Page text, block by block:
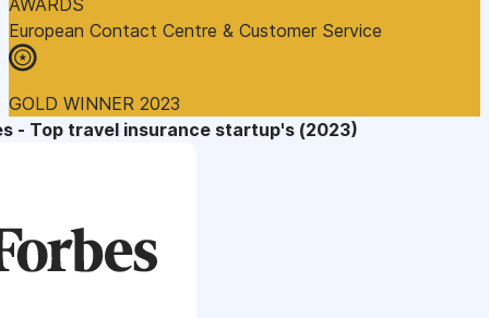
European Contact Centre & Customer Service
GOLD WINNER 2023
- Top travel insurance startup's (2023)